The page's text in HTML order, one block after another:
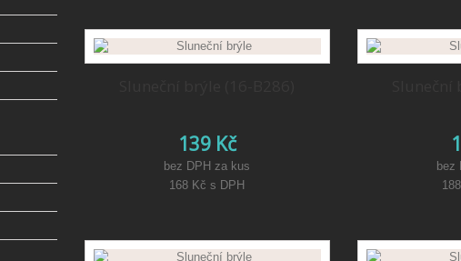
139 Kč
bez DPH za kus
168 Kč s DPH
bez